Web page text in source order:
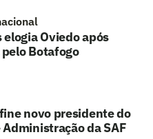
elogia Oviedo após
Botafogo
novo presidente do
Administração da SAF